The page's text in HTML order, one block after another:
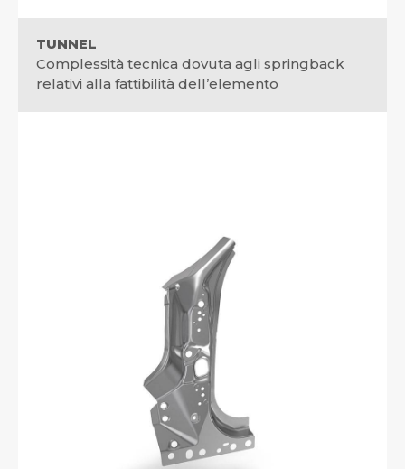
TUNNEL
Complessità tecnica dovuta agli springback
relativi alla fattibilità dell’elemento